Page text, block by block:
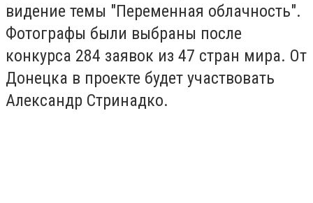
видение темы "Переменная облачность".
Фотографы были выбраны после
конкурса 284 заявок из 47 стран мира. От
Донецка в проекте будет участвовать
Александр Стринадко.